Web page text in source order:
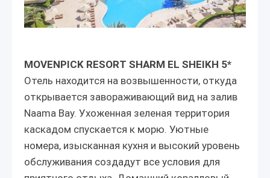
MOVENPICK RESORT SHARM EL SHEIKH 5*
Отель находится на возвышенности, откуда
открывается завораживающий вид на залив
Naama Bay. Ухоженная зеленая территория
каскадом спускается к морю. Уютные
номера, изысканная кухня и высокий уровень
обслуживания создадут все условия для